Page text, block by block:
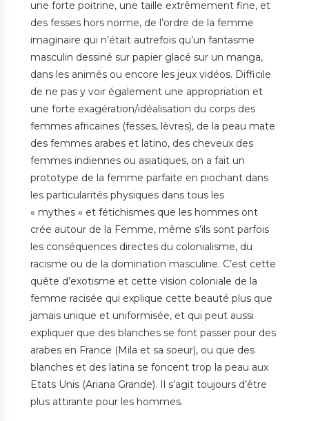
une forte poitrine, une taille extrêmement fine, et
des fesses hors norme, de l’ordre de la femme
imaginaire qui n’était autrefois qu’un fantasme
masculin dessiné sur papier glacé sur un manga,
dans les animés ou encore les jeux vidéos. Difficile
de ne pas y voir également une appropriation et
une forte exagération/idéalisation du corps des
femmes africaines (fesses, lèvres), de la peau mate
des femmes arabes et latino, des cheveux des
femmes indiennes ou asiatiques, on a fait un
prototype de la femme parfaite en piochant dans
les particularités physiques dans tous les
« mythes » et fétichismes que les hommes ont
crée autour de la Femme, même s’ils sont parfois
les conséquences directes du colonialisme, du
racisme ou de la domination masculine. C’est cette
quête d’exotisme et cette vision coloniale de la
femme racisée qui explique cette beauté plus que
jamais unique et uniformisée, et qui peut aussi
expliquer que des blanches se font passer pour des
arabes en France (Mila et sa soeur), ou que des
blanches et des latina se foncent trop la peau aux
Etats Unis (Ariana Grande). Il s’agit toujours d’être
plus attirante pour les hommes.